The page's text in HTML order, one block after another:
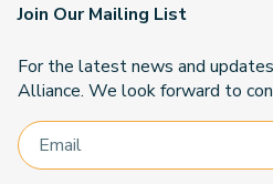
Join Our Mailing List
For the latest news and
Alliance. We look forward to